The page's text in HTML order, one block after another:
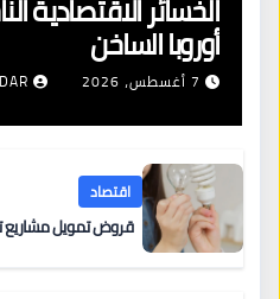
الخسائر
أوروبا الساخن
7 أغسطس، 2026
اقتصاد
قروض تمويل مشاريع